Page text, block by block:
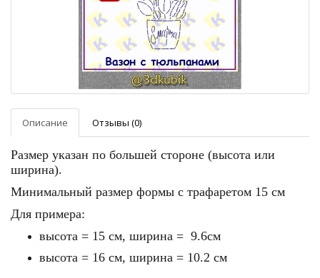
Описание Отзывы (0)
Размер указан по большей стороне (высота или
ширина).
Минимальный размер формы с трафаретом 15 см
Для примера:
высота = 15 см, ширина = 9.6см
высота = 16 см, ширина = 10.2 см